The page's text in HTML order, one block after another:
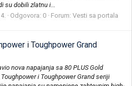
su dobili zlatnu i...
Odgovora: 0 Forum: Vesti sa portala
i Toughpower Grand
nova napajanja sa 80 PLUS Gold
i Toughpower Grand seriji